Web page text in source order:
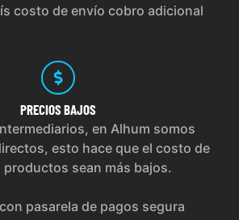
costo de envío cobro adicional
PRECIOS BAJOS
en Alhum somos
esto hace que el costo de
sean más bajos.
pasarela de pagos segura